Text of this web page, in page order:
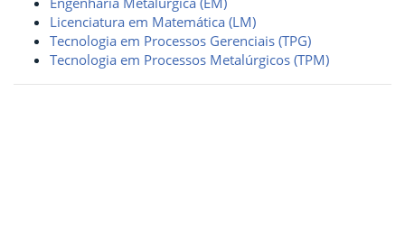
Licenciatura em Matemática (LM)
Tecnologia em Processos Gerenciais (TPG)
Tecnologia em Processos Metalúrgicos (TPM)